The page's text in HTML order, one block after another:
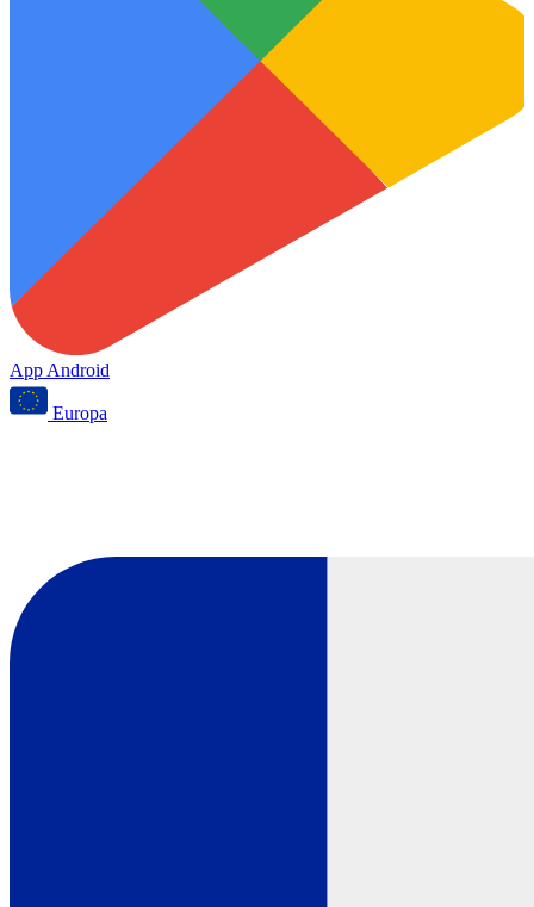
App Android
Europa